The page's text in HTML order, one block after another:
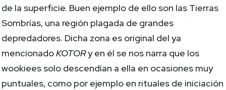
de la superficie. Buen ejemplo de ello son las Tierras
Sombrías, una región plagada de grandes
depredadores. Dicha zona es original del ya
mencionadoKOTORy en él se nos narra que los
wookiees solo descendían a ella en ocasiones muy
puntuales, como por ejemplo en rituales de iniciación